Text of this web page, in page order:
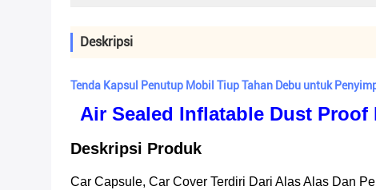
Deskripsi
Tenda Kapsul Penutup Mobil Tiup Tahan Debu untuk
Air Sealed Inflatable Dust
Deskripsi Produk
Car Capsule, Car Cover Terdiri Dari Alas Alas Dan